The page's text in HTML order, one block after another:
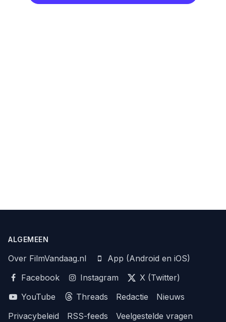
ALGEMEEN
Over FilmVandaag.nl
App (Android en iOS)
Facebook
Instagram
X (Twitter)
YouTube
Threads Redactie
Nieuws
Privacybeleid
RSS-feeds
Veelgestelde vragen